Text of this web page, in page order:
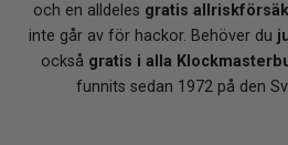
och en alldeles gratis
inte går av för hackor. Behöver du
också gratis i alla
funnits sedan 1972 på den